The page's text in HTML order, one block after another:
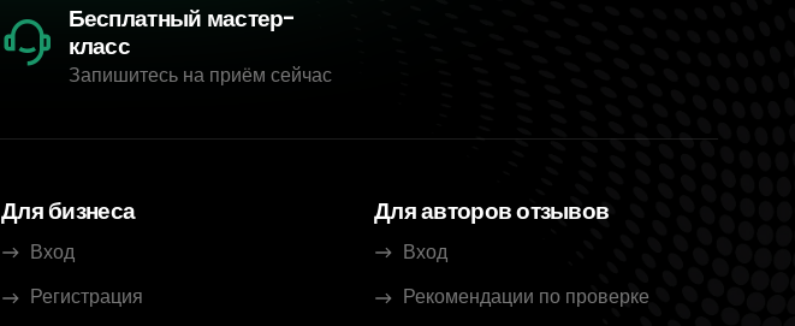
Бесплатный мастер-
класс
Запишитесь на приём сейчас
Для бизнеса
Вход
Регистрация
Для авторов отзывов
Вход
Рекомендации по проверке